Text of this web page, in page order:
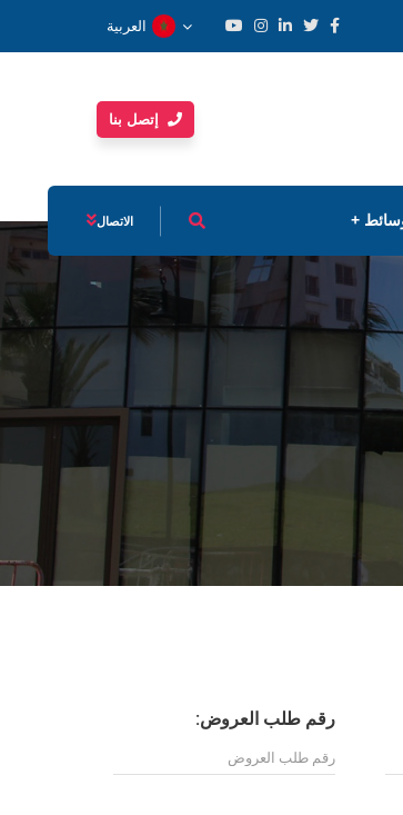
العربية
إتصل بنا
الاتصال
رقم طلب العروض: